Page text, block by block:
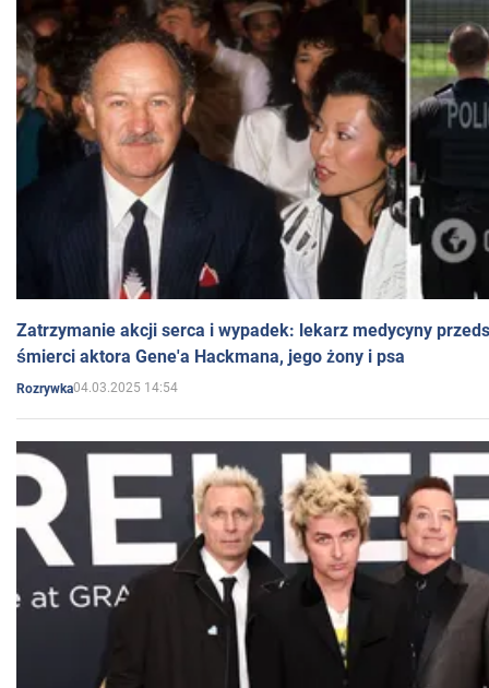
Zatrzymanie akcji serca i wypadek: lekarz medycyny
śmierci aktora Gene'a Hackmana, jego żony i psa
Rozrywka04.03.2025 14:54